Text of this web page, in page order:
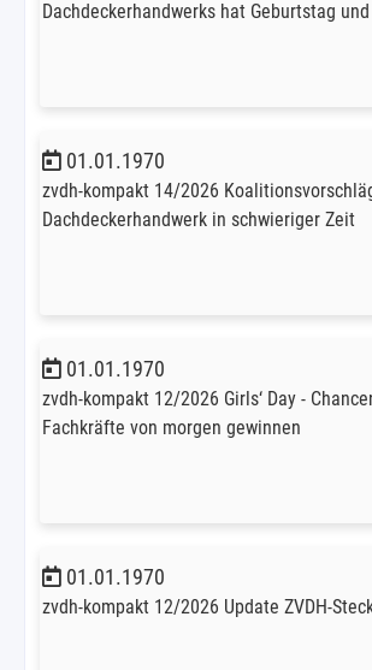
Dachdeckerhandwerks hat Geburtstag
01.01.1970
zvdh-kompakt 14/2026
Dachdeckerhandwerk in schwieriger Zeit
01.01.1970
zvdh-kompakt 12/2026 Girls‘ Day -
Fachkräfte von morgen gewinnen
01.01.1970
zvdh-kompakt 12/2026 Update ZVDH-